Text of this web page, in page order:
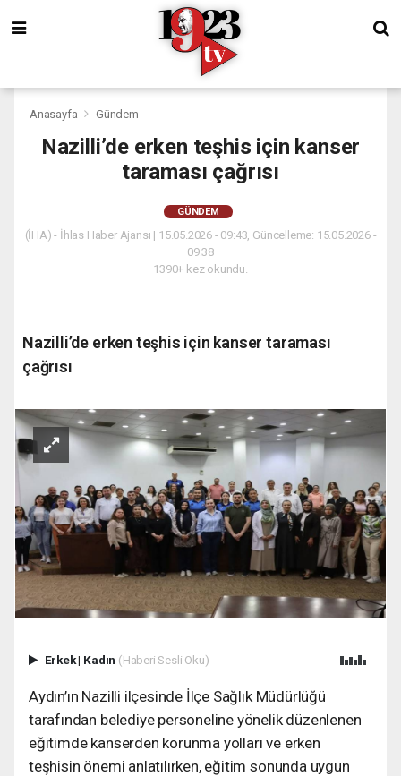
Anasayfa Gündem
Nazilli’de erken teşhis için kanser
taraması çağrısı
GÜNDEM
(İHA) - İhlas Haber Ajansı | 15.05.2026 - 09:43, Güncelleme: 15.05.2026 -
09:38
1390+ kez okundu.
Nazilli’de erken teşhis için kanser taraması
çağrısı
Erkek| Kadın (Haberi Sesli Oku)
Aydın’ın Nazilli ilçesinde İlçe Sağlık Müdürlüğü
tarafından belediye personeline yönelik düzenlenen
eğitimde kanserden korunma yolları ve erken
teşhisin önemi anlatılırken, eğitim sonunda uygun